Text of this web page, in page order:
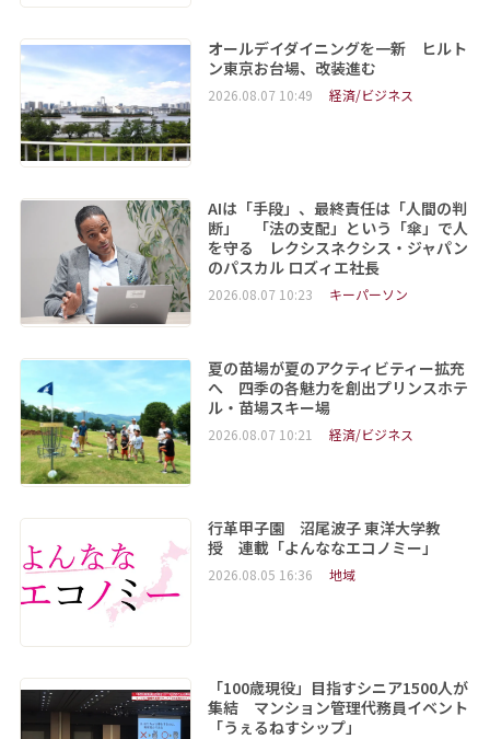
オールデイダイニングを一新 ヒルト
ン東京お台場、改装進む
2026.08.07 10:49 経済/ビジネス
AIは「手段」、最終責任は「人間の判
断」 「法の支配」という「傘」で人
を守る レクシスネクシス・ジャパン
のパスカル ロズィエ社長
2026.08.07 10:23 キーパーソン
夏の苗場が夏のアクティビティー拡充
へ 四季の各魅力を創出プリンスホテ
ル・苗場スキー場
2026.08.07 10:21 経済/ビジネス
行革甲子園 沼尾波子 東洋大学教
授 連載「よんななエコノミー」
2026.08.05 16:36 地域
「100歳現役」目指すシニア1500人が
集結 マンション管理代務員イベント
「うぇるねすシップ」